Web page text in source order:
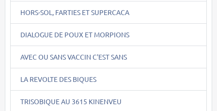
HORS-SOL, FARTIES ET SUPERCACA
DIALOGUE DE POUX ET MORPIONS
AVEC OU SANS VACCIN C'EST SANS
LA REVOLTE DES BIQUES
TRISOBIQUE AU 3615 KINENVEU